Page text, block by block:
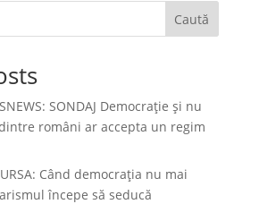
Caută
SONDAJ Democrație și nu
români ar accepta un regim
Când democraţia nu mai
începe să seducă